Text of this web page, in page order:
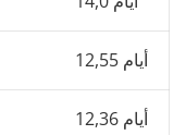
12,55 أيام
12,36 أيام